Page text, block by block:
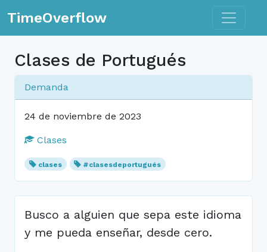
TimeOverflow Toggle
Clases de Portugués
Demanda
24 de noviembre de 2023
Clases
clases #clasesdeportugués
Busco a alguien que sepa este idioma
y me pueda enseñar, desde cero.